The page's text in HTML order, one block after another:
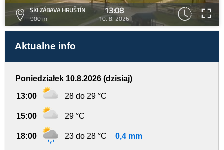
SKI ZÁBAVA HRUŠTÍN
900 m
13:08
10. 8. 2026
Aktualne info
Poniedziałek 10.8.2026 (dzisiaj)
13:00 28 do 29 °C
15:00 29 °C
18:00 23 do 28 °C 0,4 mm